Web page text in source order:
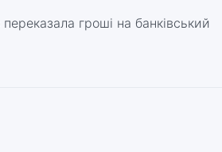
гроші на банківський